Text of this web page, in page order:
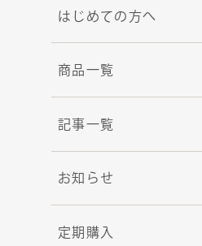
はじめての方へ
商品一覧
記事一覧
お知らせ
定期購入